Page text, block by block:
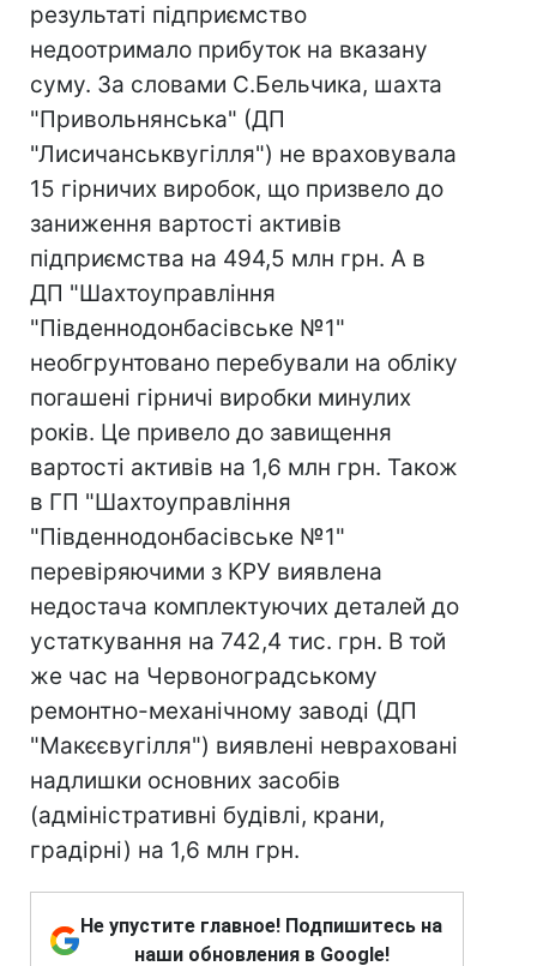
результаті підприємство
недоотримало прибуток на вказану
суму. За словами С.Бельчика, шахта
"Привольнянська" (ДП
"Лисичанськвугілля") не враховувала
15 гірничих виробок, що призвело до
заниження вартості активів
підприємства на 494,5 млн грн. А в
ДП "Шахтоуправління
"Південнодонбасівське №1"
необгрунтовано перебували на обліку
погашені гірничі виробки минулих
років. Це привело до завищення
вартості активів на 1,6 млн грн. Також
в ГП "Шахтоуправління
"Південнодонбасівське №1"
перевіряючими з КРУ виявлена
недостача комплектуючих деталей до
устаткування на 742,4 тис. грн. В той
же час на Червоноградському
ремонтно-механічному заводі (ДП
"Макєєвугілля") виявлені невраховані
надлишки основних засобів
(адміністративні будівлі, крани,
градірні) на 1,6 млн грн.
Не упустите главное! Подпишитесь на
наши обновления в Google!